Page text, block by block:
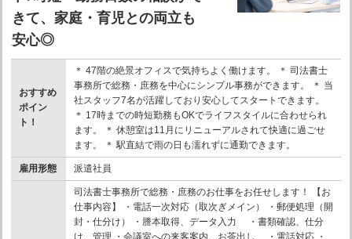
きて、家庭・育児との両立も
安心◎
おすすめ
ポイン
ト！
＊ 47階の絶景オフィスで気持ちよく働けます。 ＊ 司法書士
事務所で総務・庶務を中心にシンプル事務ができます。 ＊ 当
社スタッフ7名が活躍しており安心してスタートできます。
＊ 17時までの時短勤務もOKでライフスタイルに合わせられ
ます。 ＊ 休憩室は11月にリニューアルされて快適に過ごせ
ます。 ＊ 駅直結で雨の日も濡れずに通勤できます。
雇用形態 派遣社員
司法書士事務所で総務・庶務のお仕事をお任せします！ 【お
仕事内容】 ・電話一次対応（取次ぎメイン） ・郵便処理（開
封・仕分け） ・謄本取得、データ入力 ・書類確認、仕分
け、管理 ・会議室への来客案内、お茶出し ・電話対応 ・